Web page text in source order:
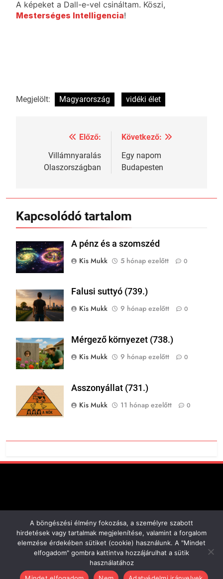
A képeket a Dall-e-vel csináltam. Köszi,
Mesterséges Intelligencia!
Megjelölt: Magyarország vidéki élet
Bejegyzés
navigáció
Előző:
Villámnyaralás
Olaszországban
Következő:
Egy napom
Budapesten
Kapcsolódó tartalom
A pénz és a szomszéd
Kis Mukk
5 hónap ezelőtt 0
Falusi suttyó (739.)
Kis Mukk
9 hónap ezelőtt 0
Mérgező környezet (738.)
Kis Mukk
9 hónap ezelőtt 0
Asszonyállat (731.)
Kis Mukk
11 hónap ezelőtt 0
Minden jog fenntartva!
2013-2026 Powered By
BlazeThemes.
Cookie Tájékoztató
A böngészési élmény fokozása, a személyre szabott
hirdetések vagy tartalmak megjelenítése, valamint a forgalom
elemzése érdekében sütiket (cookie) használunk. A "Mindet
elfogadom" gombra kattintva hozzájárulhat a sütik
használatához